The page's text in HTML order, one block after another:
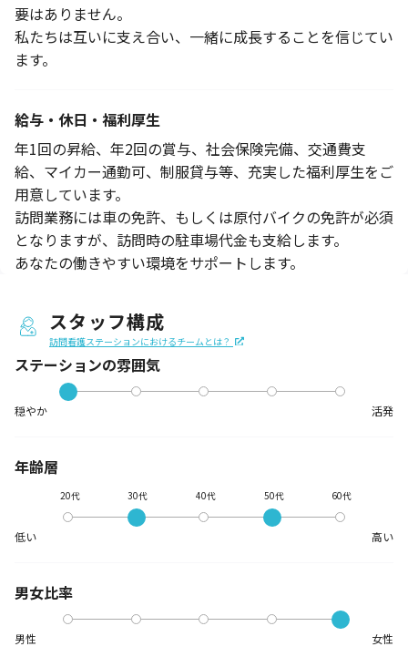
要はありません。
私たちは互いに支え合い、一緒に成長することを信じてい
ます。
給与・休日・福利厚生
年1回の昇給、年2回の賞与、社会保険完備、交通費支
給、マイカー通勤可、制服貸与等、充実した福利厚生をご
用意しています。
訪問業務には車の免許、もしくは原付バイクの免許が必須
となりますが、訪問時の駐車場代金も支給します。
あなたの働きやすい環境をサポートします。
スタッフ構成
訪問看護ステーションにおけるチームとは？
ステーションの雰囲気
穏やか 活発
年齢層
低い
20代 30代 40代 50代 60代
高い
男女比率
男性 女性